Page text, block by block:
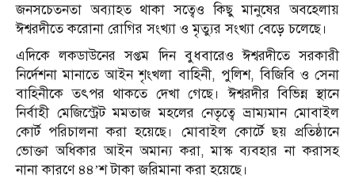
জনসচেতনতা অব্যাহত থাকা সত্বেও কিছু মানুষের অবহেলায়
ঈশ্বরদীতে করোনা রোগির সংখ্যা ও মৃত্যুর সংখ্যা বেড়ে চলেছে।
এদিকে লকডাউনের সপ্তম দিন বুধবারেও ঈশ্বরদীতে সরকারী
নির্দেশনা মানাতে আইন শৃংখলা বাহিনী, পুলিশ, বিজিবি ও সেনা
বাহিনীকে তৎপর থাকতে দেখা গেছে। ঈশ্বরদীর বিভিন্ন স্থানে
নির্বাহী মেজিস্ট্রেট মমতাজ মহলের নেতৃত্বে ভ্রাম্যমান মোবাইল
কোর্ট পরিচালনা করা হয়েছে। মোবাইল কোর্টে ছয় প্রতিষ্ঠানে
ভোক্তা অধিকার আইন অমান্য করা, মাস্ক ব্যবহার না করাসহ
নানা কারণে ৪৪’শ টাকা জরিমানা করা হয়েছে।